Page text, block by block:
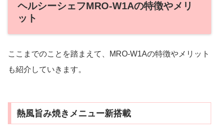
ヘルシーシェフMRO-W1Aの特徴やメリ
ット
ここまでのことを踏まえて、MRO-W1Aの特徴やメリット
も紹介していきます。
熱風旨み焼きメニュー新搭載